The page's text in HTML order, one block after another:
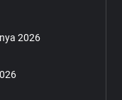
2026